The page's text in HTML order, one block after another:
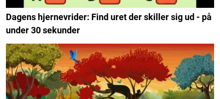
Dagens hjernevrider: Find uret der skiller sig ud - på
under 30 sekunder